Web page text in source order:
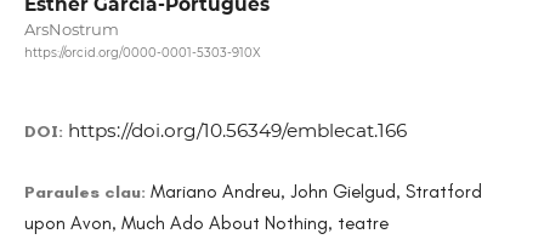
ArsNostrum
https://orcid.org/0000-0001-5303-910X
DOI: https://doi.org/10.56349/emblecat.166
Paraules clau: Mariano Andreu, John Gielgud, Stratford
upon Avon, Much Ado About Nothing, teatre